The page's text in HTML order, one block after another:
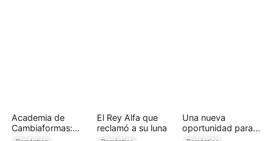
Academia de
Cambiaformas:
domando a mis
El Rey Alfa que
reclamó a su luna
Una nueva
oportunidad para
amar